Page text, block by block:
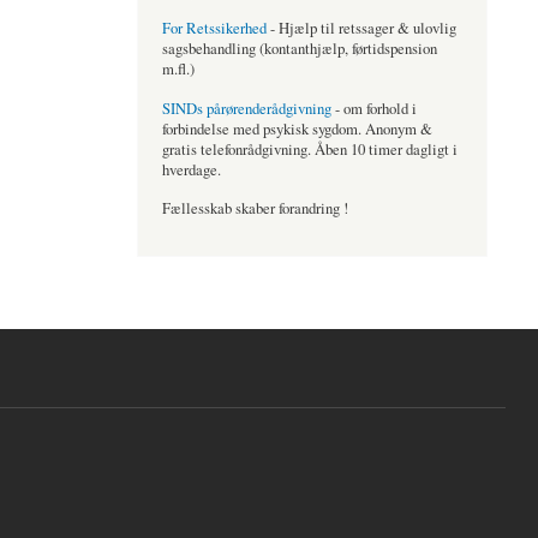
For Retssikerhed- Hjælp til retssager & ulovlig
sagsbehandling (kontanthjælp, førtidspension
m.fl.)
SINDs pårørenderådgivning- om forhold i
forbindelse med psykisk sygdom. Anonym &
gratis telefonrådgivning. Åben 10 timer dagligt i
hverdage.
Fællesskab skaber forandring !